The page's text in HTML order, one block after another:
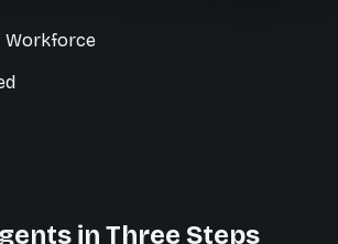
Workforce
in Three Steps